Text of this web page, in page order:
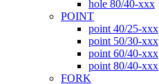
hole 80/40-xxx
POINT
point 40/25-xxx
point 50/30-xxx
point 60/40-xxx
point 80/40-xxx
FORK